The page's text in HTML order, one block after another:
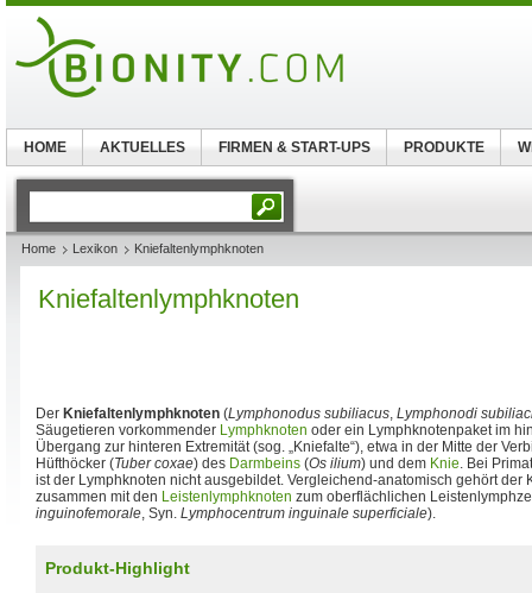
Home Lexikon Kniefaltenlymphknoten
Kniefaltenlymphknoten
Der Kniefaltenlymphknoten (Lymphonodus subiliacus, Lymphonodi
Säugetieren vorkommender Lymphknoten oder ein Lymphknotenpaket im
Übergang zur hinteren Extremität (sog. „Kniefalte“), etwa in der Mitte der
Hüfthöcker (Tuber coxae) des Darmbeins (Os ilium) und dem Knie. Bei
ist der Lymphknoten nicht ausgebildet. Vergleichend-anatomisch gehört der
zusammen mit den Leistenlymphknoten zum oberflächlichen
inguinofemorale, Syn. Lymphocentrum inguinale superficiale).
Produkt-Highlight
HOME AKTUELLES FIRMEN & START-UPS PRODUKTE